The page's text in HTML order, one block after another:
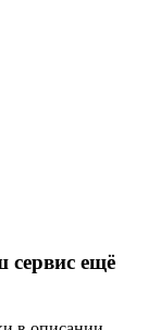
сервис ещё